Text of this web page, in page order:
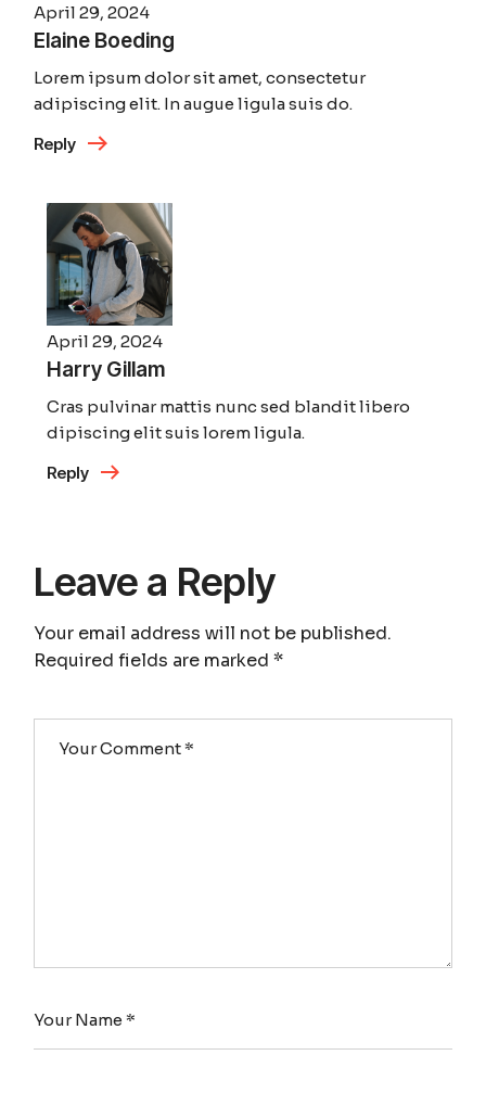
April 29, 2024
Elaine Boeding
Lorem ipsum dolor sit amet, consectetur
adipiscing elit. In augue ligula suis do.
Reply
April 29, 2024
Harry Gillam
Cras pulvinar mattis nunc sed blandit libero
dipiscing elit suis lorem ligula.
Reply
Leave a Reply
Your email address will not be published.
Required fields are marked*